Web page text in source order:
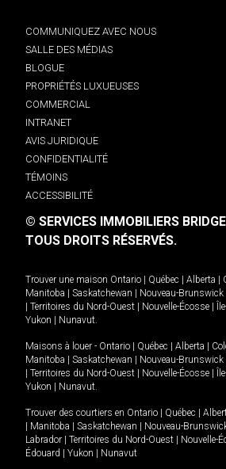
COMMUNIQUEZ AVEC NOUS
SALLE DES MÉDIAS
BLOGUE
PROPRIÉTÉS LUXUEUSES
COMMERCIAL
INTRANET
AVIS JURIDIQUE
CONFIDENTIALITÉ
TÉMOINS
ACCESSIBILITÉ
© SERVICES IMMOBILIERS
TOUS DROITS RÉSERVÉS.
Trouver une maison Ontario Québec Alberta
Manitoba
Saskatchewan Nouveau-Brunswick
Territoires du Nord-Ouest Nouvelle-Écosse
Yukon
Nunavut.
Maisons à louer - Ontario Québec Alberta
Manitoba
Saskatchewan Nouveau-Brunswick
Territoires du Nord-Ouest Nouvelle-Écosse
Yukon
Nunavut.
Trouver des courtiers en Ontario Québec
Manitoba Saskatchewan Nouveau-
Labrador
Territoires du Nord-Ouest Nouvelle-
Édouard
Yukon Nunavut